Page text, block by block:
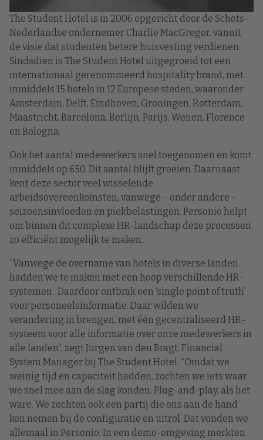
The Student Hotel is in 2006 opgericht door de Schots-
Nederlandse ondernemer Charlie MacGregor, vanuit
de visie dat studenten betere huisvesting verdienen.
Sindsdien is The Student Hotel uitgegroeid tot een
internationaal gerenommeerd hospitality brand, met
inmiddels 15 hotels in 12 Europese steden, waaronder
Amsterdam, Delft, Eindhoven, Groningen, Rotterdam,
Maastricht, Barcelona, Berlijn, Parijs, Wenen, Florence
en Bologna.
Ook het aantal medewerkers snel toegenomen en komt
inmiddels op 650. Dit aantal blijft groeien. Daarnaast
kent deze sector veel wisselende
arbeidsovereenkomsten, vanwege – onder andere –
seizoensinvloeden en piekbelastingen. Personio helpt
om binnen dit complexe HR-landschap deze processen
zo efficiënt mogelijk te maken.
“Vanwege de overname van hotels in diverse landen
hadden we te maken met een hoop verschillende HR-
systemen . Daardoor ontbrak een ‘single point of truth’
voor personeelsinformatie. Daar wilden we
verandering in brengen, met één gecentraliseerd HR-
systeem voor alle informatie over onze medewerkers in
alle landen”, zegt Jurgen van den Bragt, Financial
System Manager bij The Student Hotel. “Omdat we
weinig tijd en capaciteit hadden, zochten we iets waar
we snel mee aan de slag konden. Plug-and-play, als het
ware. We zochten ook een partij die ons aan de hand
kon nemen bij de configuratie en uitrol. Dat vonden we
allemaal in Personio. In een demo-omgeving merkten